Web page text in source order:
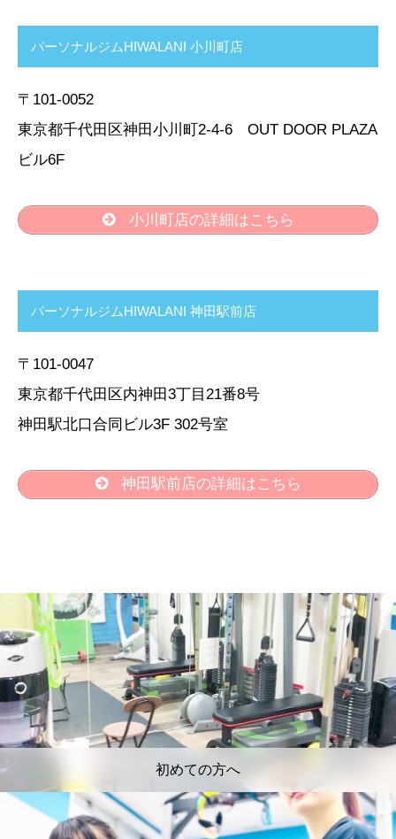
パーソナルジムHIWALANI 小川町店
〒101-0052
東京都千代田区神田小川町2-4-6 OUT DOOR PLAZA
ビル6F
小川町店の詳細はこちら
パーソナルジムHIWALANI 神田駅前店
〒101-0047
東京都千代田区内神田3丁目21番8号
神田駅北口合同ビル3F 302号室
神田駅前店の詳細はこちら
初めての方へ